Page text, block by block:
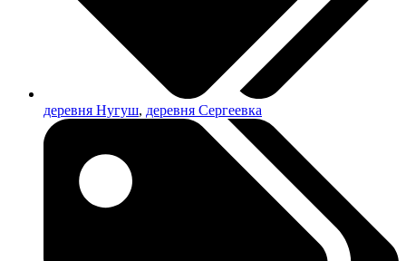
деревня Нугуш, деревня Сергеевка